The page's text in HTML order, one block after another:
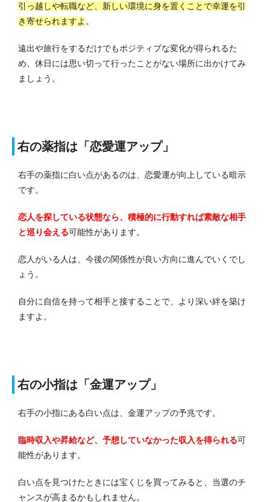
引っ越しや転職など、新しい環境に身を置くことで幸運を引
き寄せられますよ 。
遠出や旅行をするだけでもポジティブな変化が得られるた
め、休日には思い切って行ったことがない場所に出かけてみ
ましょう。
右の薬指は「恋愛運アップ」
右手の薬指に白い点があるのは、恋愛運が向上している暗示
です。
恋人を探している状態なら、積極的に行動すれば素敵な相手
と巡り会える可能性があります。
恋人がいる人は、今後の関係性が良い方向に進んでいくでし
ょう。
自分に自信を持って相手と接することで、より深い絆を築け
ますよ。
右の小指は「金運アップ」
右手の小指にある白い点は、金運アップの予兆です。
臨時収入や昇給など、予想していなかった収入を得られる可
能性があります。
白い点を見つけたときには宝くじを買ってみると、当選のチ
ャンスが高まるかもしれません。